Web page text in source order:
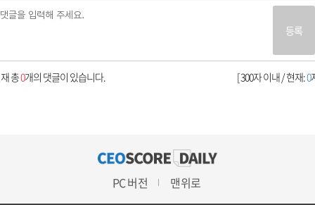
등록
[ 300자 이내 / 현재:0
총0개의 댓글이 있습니다.
PC 버전 맨위로